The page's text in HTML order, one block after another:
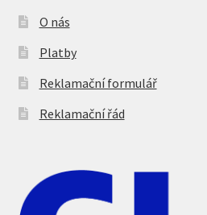
O nás
Platby
Reklamační formulář
Reklamační řád